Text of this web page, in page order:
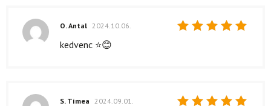
O. Antal 2024.10.06.
kedvenc ⭐️😊
S. Tímea 2024.09.01.